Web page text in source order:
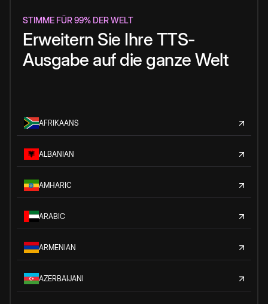
STIMME FÜR 99% DER WELT
Erweitern Sie Ihre TTS-
Ausgabe auf die ganze Welt
AFRIKAANS
ALBANIAN
AMHARIC
ARABIC
ARMENIAN
AZERBAIJANI